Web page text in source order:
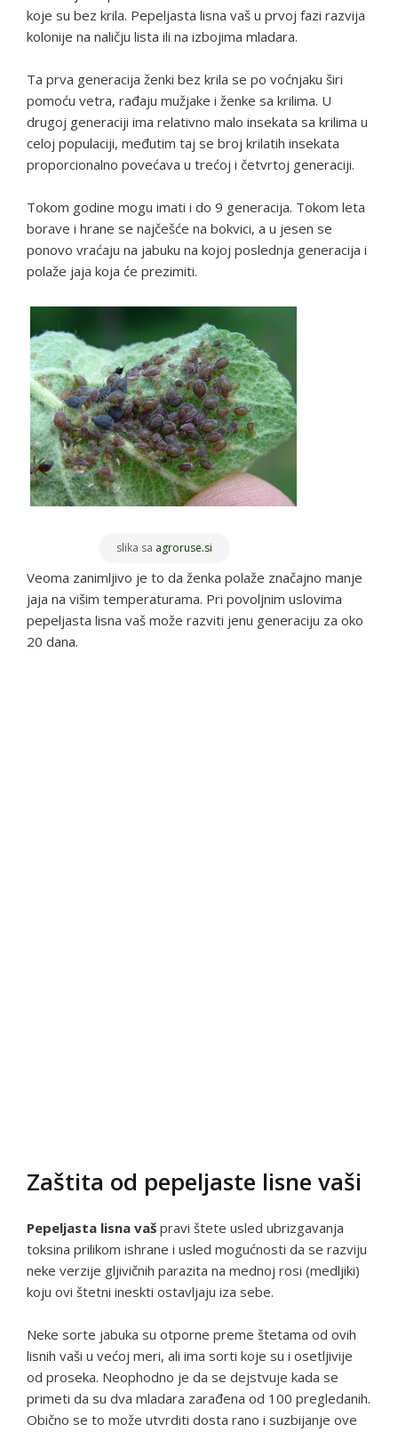
koje su bez krila. Pepeljasta lisna vaš u prvoj fazi razvija
kolonije na naličju lista ili na izbojima mladara.
Ta prva generacija ženki bez krila se po voćnjaku širi
pomoću vetra, rađaju mužjake i ženke sa krilima. U
drugoj generaciji ima relativno malo insekata sa krilima u
celoj populaciji, međutim taj se broj krilatih insekata
proporcionalno povećava u trećoj i četvrtoj generaciji.
Tokom godine mogu imati i do 9 generacija. Tokom leta
borave i hrane se najčešće na bokvici, a u jesen se
ponovo vraćaju na jabuku na kojoj poslednja generacija i
polaže jaja koja će prezimiti.
slika sa agroruse.si
Veoma zanimljivo je to da ženka polaže značajno manje
jaja na višim temperaturama. Pri povoljnim uslovima
pepeljasta lisna vaš može razviti jenu generaciju za oko
20 dana.
Zaštita od pepeljaste lisne vaši
Pepeljasta lisna vaš pravi štete usled ubrizgavanja
toksina prilikom ishrane i usled mogućnosti da se razviju
neke verzije gljivičnih parazita na mednoj rosi (medljiki)
koju ovi štetni ineskti ostavljaju iza sebe.
Neke sorte jabuka su otporne preme štetama od ovih
lisnih vaši u većoj meri, ali ima sorti koje su i osetljivije
od proseka. Neophodno je da se dejstvuje kada se
primeti da su dva mladara zarađena od 100 pregledanih.
Obično se to može utvrditi dosta rano i suzbijanje ove